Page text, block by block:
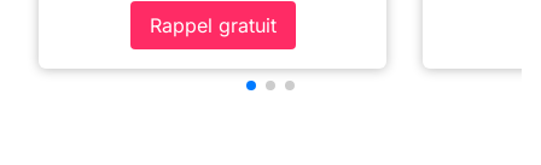
Rappel gratuit